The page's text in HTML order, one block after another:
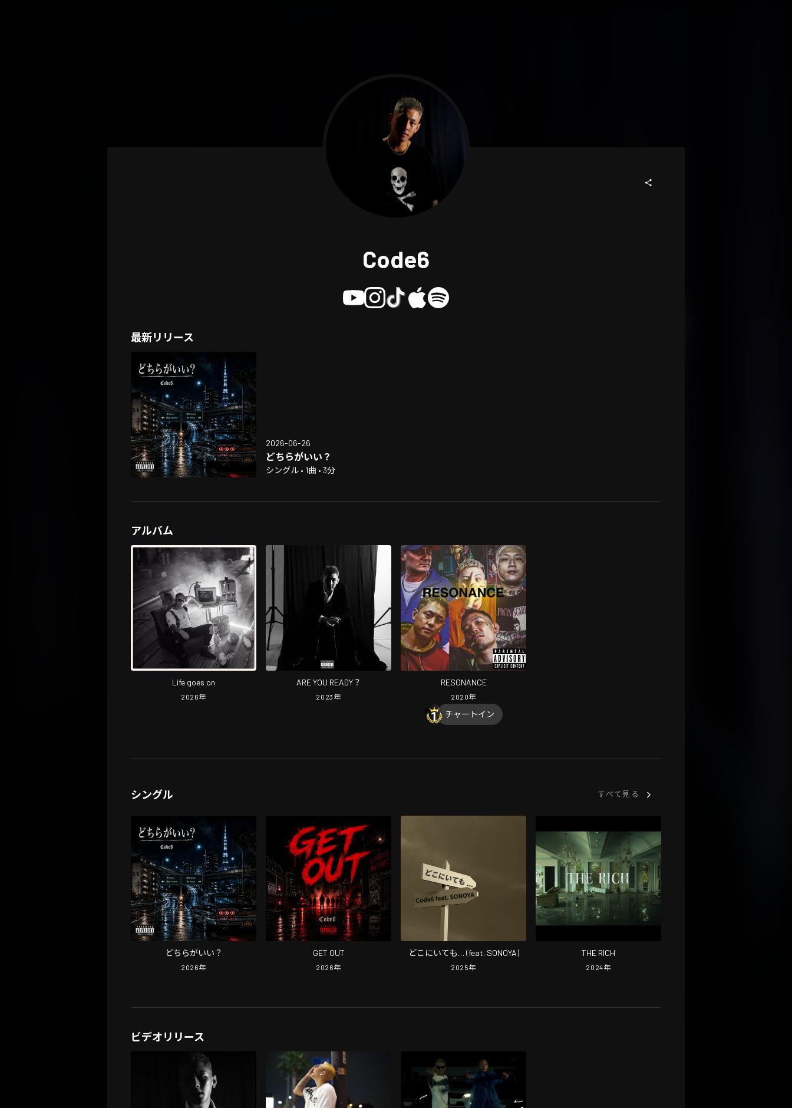
Code6
最新リリース
2026-06-26
どちらがいい？
シングル • 1曲 • 3分
アルバム
Life goes on
2026年
ARE YOU READY？
2023 年
RESONANCE
2020年
チャートイン
シングル すべて見る
どちらがいい？
2026年
GET OUT
2026年
どこにいても… (feat. SONOYA)
2025年
THE RICH
2024年
ビデオリリース